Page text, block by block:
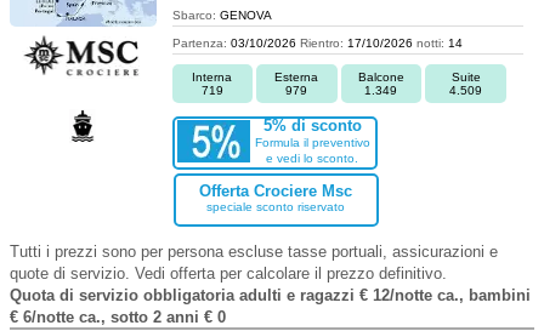
Sbarco: GENOVA
Partenza: 03/10/2026 Rientro: 17/10/2026 notti: 14
Interna
719
Esterna
979
Balcone
1.349
Suite
4.509
5% di sconto
Formula il preventivo
e vedi lo sconto.
Offerta Crociere Msc
speciale sconto riservato
Tutti i prezzi sono per persona escluse tasse portuali, assicurazioni e
quote di servizio. Vedi offerta per calcolare il prezzo definitivo.
Quota di servizio obbligatoria adulti e ragazzi € 12/notte ca., bambini
€ 6/notte ca., sotto 2 anni € 0